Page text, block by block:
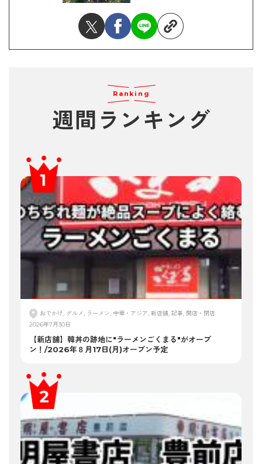
Ranking
週間ランキング
おでかけ, グルメ, ラーメン, 中華・アジア, 新店舗, 記事, 開店・閉店
2026年7月30日
【新店舗】韓丼の跡地に"ラーメンごくまる"がオープ
ン！/2026年８月17日(月)オープン予定